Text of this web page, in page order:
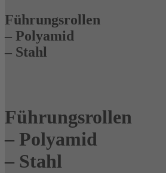
Führungsrollen
– Polyamid
– Stahl
Führungsrollen
– Polyamid
– Stahl